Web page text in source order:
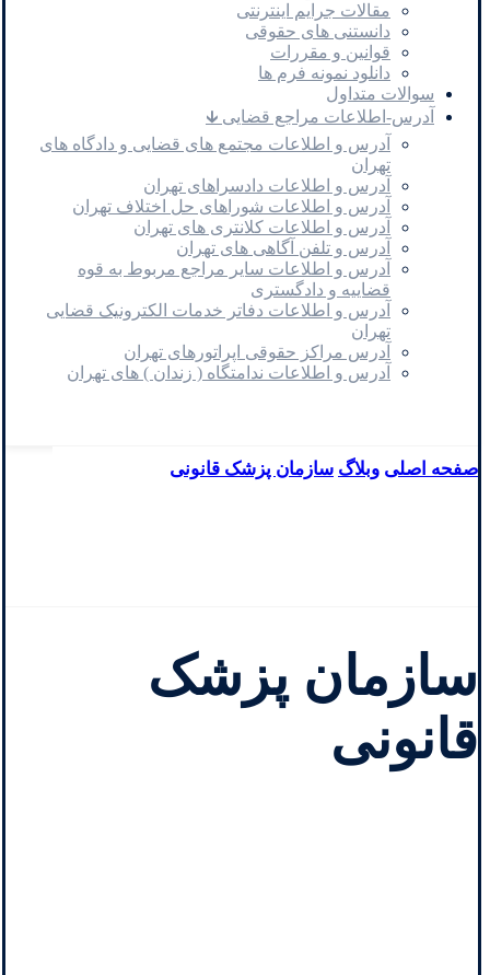
مقالات جرایم اینترنتی
دانستنی های حقوقی
قوانین و مقررات
دانلود نمونه فرم ها
سوالات متداول
آدرس-اطلاعات مراجع قضایی 🡳
آدرس و اطلاعات مجتمع های قضایی و دادگاه های
تهران
آدرس و اطلاعات دادسراهای تهران
آدرس و اطلاعات شوراهای حل اختلاف تهران
آدرس و اطلاعات کلانتری های تهران
آدرس و تلفن آگاهی های تهران
آدرس و اطلاعات سایر مراجع مربوط به قوه
قضاییه و دادگستری
آدرس و اطلاعات دفاتر خدمات الکترونیک قضایی
تهران
آدرس مراکز حقوقی اپراتورهای تهران
آدرس و اطلاعات ندامتگاه ( زندان ) های تهران
صفحه اصلی وبلاگ سازمان پزشک قانونی
سازمان پزشک
قانونی